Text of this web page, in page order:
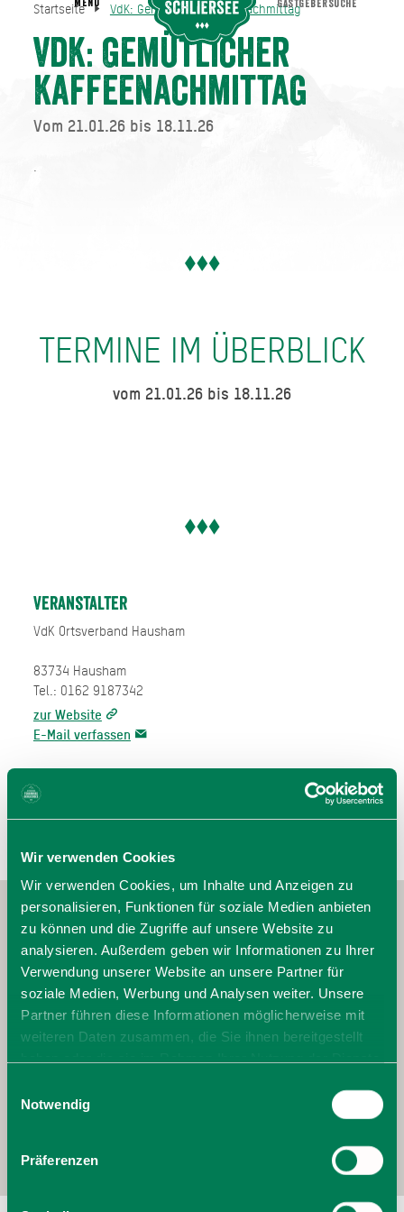
Wir verwenden Cookies
Wir verwenden Cookies, um Inhalte und Anzeigen zu
personalisieren, Funktionen für soziale Medien anbieten
zu können und die Zugriffe auf unsere Website zu
analysieren. Außerdem geben wir Informationen zu Ihrer
Verwendung unserer Website an unsere Partner für
soziale Medien, Werbung und Analysen weiter. Unsere
Partner führen diese Informationen möglicherweise mit
weiteren Daten zusammen, die Sie ihnen bereitgestellt
Cookies, wenn Sie unsere Webseite weiterhin nutzen.
Notwendig
Präferenzen
Startseite VdK: Gemütlicher Kaffeenachmittag
VdK: Gemütlicher
Kaffeenachmittag
Vom 21.01.26 bis 18.11.26
.
TERMINE IM ÜBERBLICK
vom 21.01.26 bis 18.11.26
Veranstalter
VdK Ortsverband Hausham
83734 Hausham
Tel.: 0162 9187342
zur Website
E-Mail verfassen
Startseite VdK: Gemütlicher Kaffeenachmittag
MENU GASTGEBERSUCHE